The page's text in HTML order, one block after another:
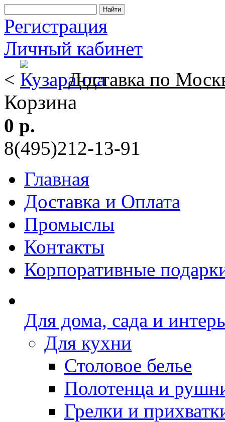
Регистрация
Личный кабинет
<
Доставка по
Корзина
0 р.
8(495)212-13-91
Главная
Доставка и Оплата
Промыслы
Контакты
Корпоративные
Для дома, сада и
Для кухни
Столовое белье
Полотенца и
Грелки и